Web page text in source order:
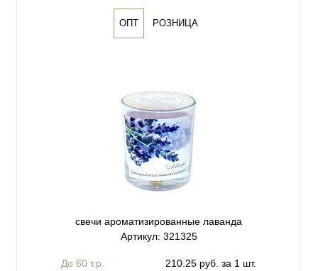
ОПТ РОЗНИЦА
свечи ароматизированные лаванда
Артикул: 321325
До 60 т.р.
210.25 руб. за 1 шт.